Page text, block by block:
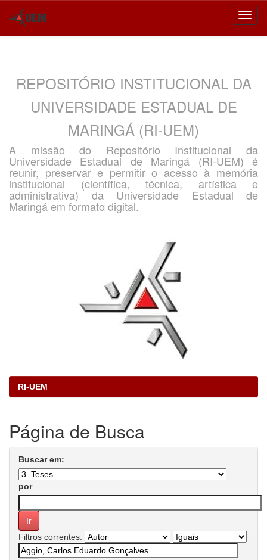
REPOSITÓRIO INSTITUCIONAL DA
UNIVERSIDADE ESTADUAL DE
MARINGÁ (RI-UEM)
A missão do Repositório Institucional da
Universidade Estadual de Maringá (RI-UEM) é
reunir, preservar e permitir o acesso à memória
institucional (científica, técnica, artística e
administrativa) da Universidade Estadual de
Maringá em formato digital.
RI-UEM
Página de Busca
Buscar em:
por
Filtros correntes: